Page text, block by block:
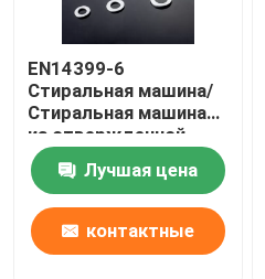
EN14399-6
Стиральная машина/
Стиральная машина
из отвержденной
стали, M12-M36,
Черный оксид
Лучшая цена
контактные